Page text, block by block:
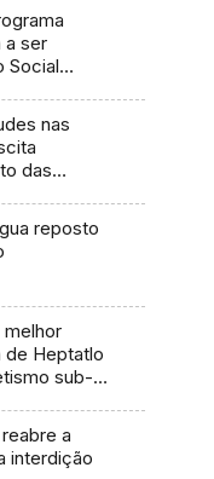
a ser
Social
nas
das
reposto
melhor
de Heptatlo
sub-
a
interdição